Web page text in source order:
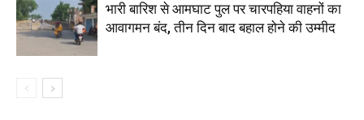
भारी बारिश से आमघाट पुल पर चारपहिया वाहनों का
आवागमन बंद, तीन दिन बाद बहाल होने की उम्मीद